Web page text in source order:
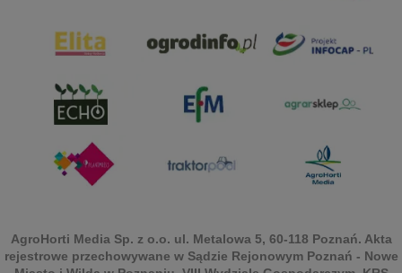
AgroHorti Media Sp. z o.o. ul. Metalowa 5, 60-118 Poznań. Akta
rejestrowe przechowywane w Sądzie Rejonowym Poznań - Nowe